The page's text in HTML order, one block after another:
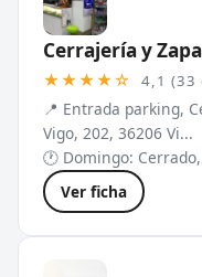
Cerrajería y
★★★★☆ 4,1 (33
📍 Entrada parking,
Vigo, 202, 36206 Vi...
🕐 Domingo:
Ver ficha